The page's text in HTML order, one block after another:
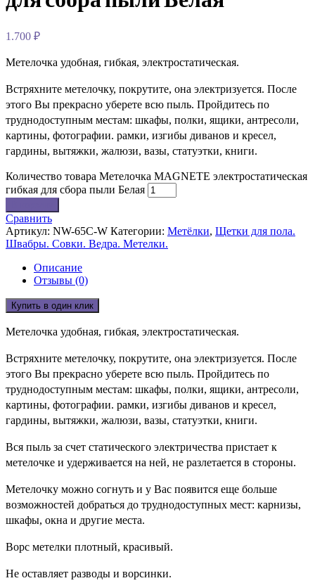
1.700 ₽
Метелочка удобная, гибкая, электростатическая.
Встряхните метелочку, покрутите, она электризуется. После
этого Вы прекрасно уберете всю пыль. Пройдитесь по
труднодоступным местам: шкафы, полки, ящики, антресоли,
картины, фотографии. рамки, изгибы диванов и кресел,
гардины, вытяжки, жалюзи, вазы, статуэтки, книги.
Количество товара Метелочка MAGNETE электростатическая
гибкая для сбора пыли Белая
Сравнить
Артикул: NW-65C-W Категории: Метёлки, Щетки для пола.
Швабры. Совки. Ведра. Метелки.
Описание
Отзывы (0)
Купить в один клик
Метелочка удобная, гибкая, электростатическая.
Встряхните метелочку, покрутите, она электризуется. После
этого Вы прекрасно уберете всю пыль. Пройдитесь по
труднодоступным местам: шкафы, полки, ящики, антресоли,
картины, фотографии. рамки, изгибы диванов и кресел,
гардины, вытяжки, жалюзи, вазы, статуэтки, книги.
Вся пыль за счет статического электричества пристает к
метелочке и удерживается на ней, не разлетается в стороны.
Метелочку можно согнуть и у Вас появится еще больше
возможностей добраться до труднодоступных мест: карнизы,
шкафы, окна и другие места.
Ворс метелки плотный, красивый.
Не оставляет разводы и ворсинки.